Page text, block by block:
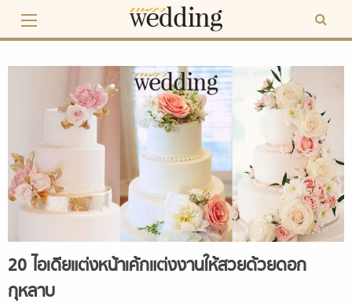
content
20 ไอเดียแต่งหน้าเค้กแต่งงานให้สวยด้วยดอก
กุหลาบ